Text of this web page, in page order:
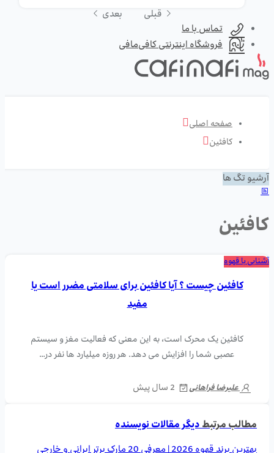
قبلی
بعدی
تماس با ما
فروشگاه اینترنتی کافی‌مافی
صفحه اصلی
کافئین
آرشیو تگ ها
کافئین
آشنایی با قهوه
کافئین چیست ؟ آیا کافئین برای سلامتی مضرر است یا
مفید
کافئین یک محرک است، به این معنی که فعالیت مغز و سیستم
عصبی شما را افزایش می دهد. هر روزه میلیارد ها نفر در…
علیرضا فراهانی 2 سال پیش
مطالب مرتبطدیگر مقالات نویسنده
بهترین برند قهوه 2026 | معرفی 20 مارک برتر ایرانی و خارجی